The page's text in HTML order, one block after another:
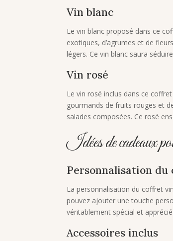
Vin blanc
Le vin blanc proposé dans ce
exotiques, d’agrumes et de
légers. Ce vin blanc saura
Vin rosé
Le vin rosé inclus dans ce
gourmands de fruits rouges et
salades composées. Ce rosé
Idées de cadeaux
Personnalisation
La personnalisation du coffret
pouvez ajouter une touche
véritablement spécial et apprécié.
Accessoires inclus